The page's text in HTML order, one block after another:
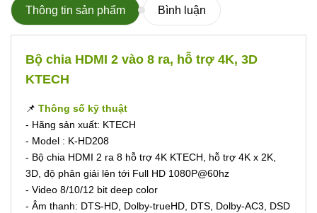
Thông tin sản phẩm Bình luận
Bộ chia HDMI 2 vào 8 ra, hỗ trợ 4K, 3D
KTECH
📌 Thông số kỹ thuật
- Hãng sản xuất: KTECH
- Model : K-HD208
- Bộ chia HDMI 2 ra 8 hỗ trợ 4K KTECH, hỗ trợ 4K x 2K,
3D, độ phân giải lên tới Full HD 1080P@60hz
- Video 8/10/12 bit deep color
- Âm thanh: DTS-HD, Dolby-trueHD, DTS, Dolby-AC3, DSD